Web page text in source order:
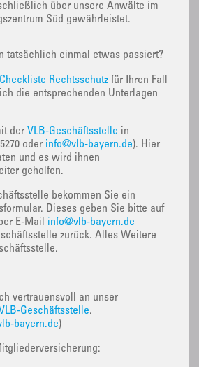
über unsere Anwälte im
Süd gewährleistet.
tatsächlich einmal etwas passiert?
Checkliste Rechtsschutz für Ihren Fall
die entsprechenden Unterlagen
der VLB-Geschäftsstelle in
oder info@vlb-bayern.de). Hier
und es wird ihnen
geholfen.
bekommen Sie ein
Dieses geben Sie bitte auf
E-Mail info@vlb-bayern.de
zurück. Alles Weitere
vertrauensvoll an unser
Geschäftsstelle.
bayern.de)